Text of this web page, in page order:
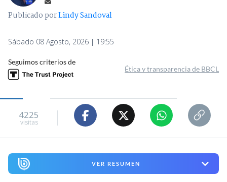
Publicado porLindy Sandoval
Sábado 08 Agosto, 2026 | 19:55
Seguimos criterios de
Ética y transparencia de BBCL
4225
visitas
VER RESUMEN